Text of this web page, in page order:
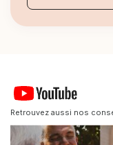
Retrouvez aussi nos